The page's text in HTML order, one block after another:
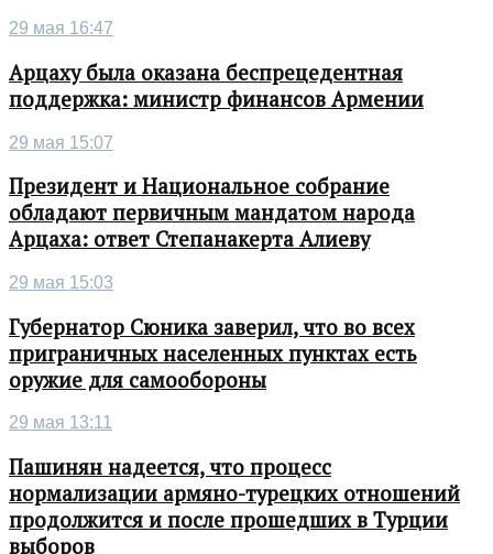
29 мая 16:47
Арцаху была оказана беспрецедентная
поддержка: министр финансов Армении
29 мая 15:07
Президент и Национальное собрание
обладают первичным мандатом народа
Арцаха: ответ Степанакерта Алиеву
29 мая 15:03
Губернатор Сюника заверил, что во всех
приграничных населенных пунктах есть
оружие для самообороны
29 мая 13:11
Пашинян надеется, что процесс
нормализации армяно-турецких отношений
продолжится и после прошедших в Турции
выборов